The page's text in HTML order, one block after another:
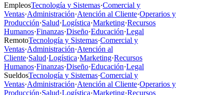
EmpleosTecnología y Sistemas·Comercial y
Ventas·Administración·Atención al Cliente·Operarios y
Producción·Salud·Logística·Marketing·Recursos
Humanos·Finanzas·Diseño·Educación·Legal
RemotoTecnología y Sistemas·Comercial y
Ventas·Administración·Atención al
Cliente·Salud·Logística·Marketing·Recursos
Humanos·Finanzas·Diseño·Educación·Legal
SueldosTecnología y Sistemas·Comercial y
Ventas·Administración·Atención al Cliente·Operarios y
Producción·Salud·Logística·Marketing·Recursos